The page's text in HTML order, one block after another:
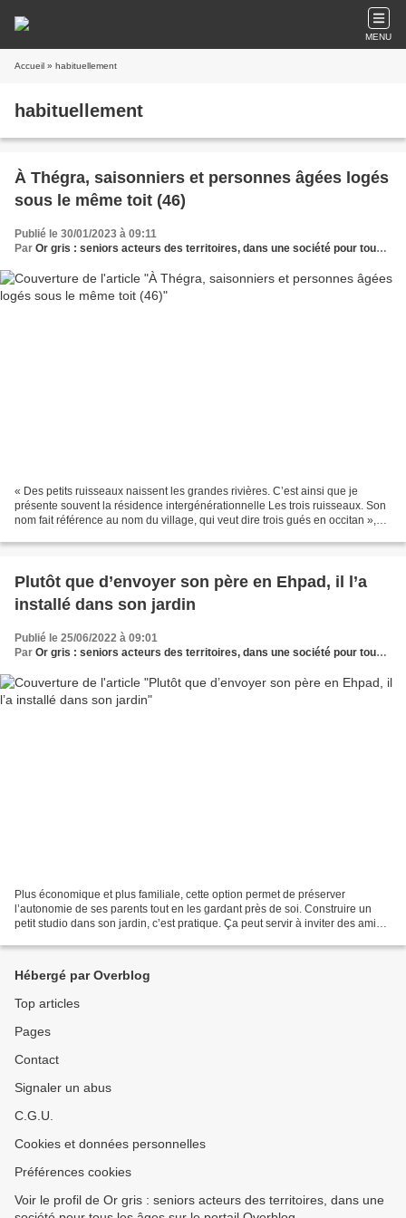
MENU
Accueil » habituellement
habituellement
À Thégra, saisonniers et personnes âgées logés
sous le même toit (46)
Publié le 30/01/2023 à 09:11
Par Or gris : seniors acteurs des territoires, dans une société pour tous les âges
« Des petits ruisseaux naissent les grandes rivières. C’est ainsi que je
présente souvent la résidence intergénérationnelle Les trois ruisseaux. Son
nom fait référence au nom du village, qui veut dire trois gués en occitan »,
Plutôt que d’envoyer son père en Ehpad, il l’a
installé dans son jardin
Publié le 25/06/2022 à 09:01
Par Or gris : seniors acteurs des territoires, dans une société pour tous les âges
Plus économique et plus familiale, cette option permet de préserver
l’autonomie de ses parents tout en les gardant près de soi. Construire un
petit studio dans son jardin, c’est pratique. Ça peut servir à inviter des amis,
Hébergé par Overblog
Top articles
Pages
Contact
Signaler un abus
C.G.U.
Cookies et données personnelles
Préférences cookies
Voir le profil de Or gris : seniors acteurs des territoires, dans une